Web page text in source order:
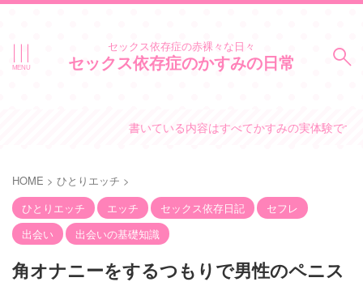
セックス依存症の赤裸々な日々
セックス依存症のかすみの日常
書いている内容はすべてかすみの実体験です。
HOME > ひとりエッチ >
ひとりエッチ
エッチ セックス依存日記
セフレ
出会い
出会いの基礎知識
角オナニーをするつもりで男性のペニス